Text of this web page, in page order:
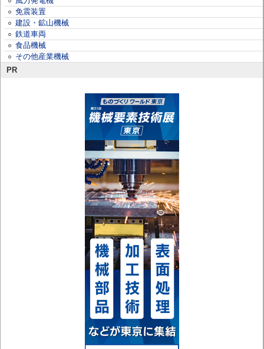
免震装置
建設・鉱山機械
鉄道車両
食品機械
その他産業機械
PR